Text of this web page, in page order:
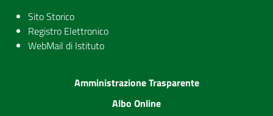
Sito Storico
Registro Elettronico
WebMail di Istituto
Amministrazione Trasparente
Albo Online